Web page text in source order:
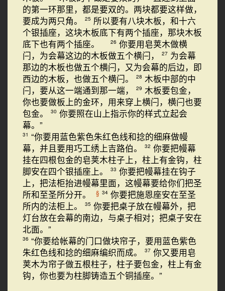
的第一环那里，都是要双的。两块都要这样做，
要成为两只角。
25 所以要有八块木板，和十六
个银插座，这块木板底下有两个插座，那块木板
底下也有两个插座。
26 你要用皂荚木做横
闩，为会幕这边的木板做五个横闩，
27 为会幕
那边的木板也做五个横闩，又为会幕的后边，即
西边的木板，也做五个横闩。
28 木板中部的中
闩，要从这一端通到那一端，
29 木板要包金，
你也要做板上的金环，用来穿上横闩，横闩也要
包金。
30 你要照在山上指示你的样式立起会
幕。”
31 “你要用蓝色紫色朱红色线和捻的细麻做幔
幕，并且要用巧工绣上吉路伯。
32 你要把幔幕
挂在四根包金的皂荚木柱子上，柱上有金钩，柱
脚安在四个银插座上。
33 你要把幔幕挂在钩子
上，把法柜抬进幔幕里面，这幔幕要给你们把圣
所和至圣所分开。
§ 34 你要把施恩座安在至圣
所内的法柜上。
35 你要把桌子放在幔幕外，把
灯台放在会幕的南边，与桌子相对；把桌子安在
北面。”
36 “你要给帐幕的门口做块帘子，要用蓝色紫色
朱红色线和捻的细麻编织而成。
37 你又要用皂
荚木为帘子做五根柱子，柱子要包金，柱上有金
钩，你也要为柱脚铸造五个铜插座。”